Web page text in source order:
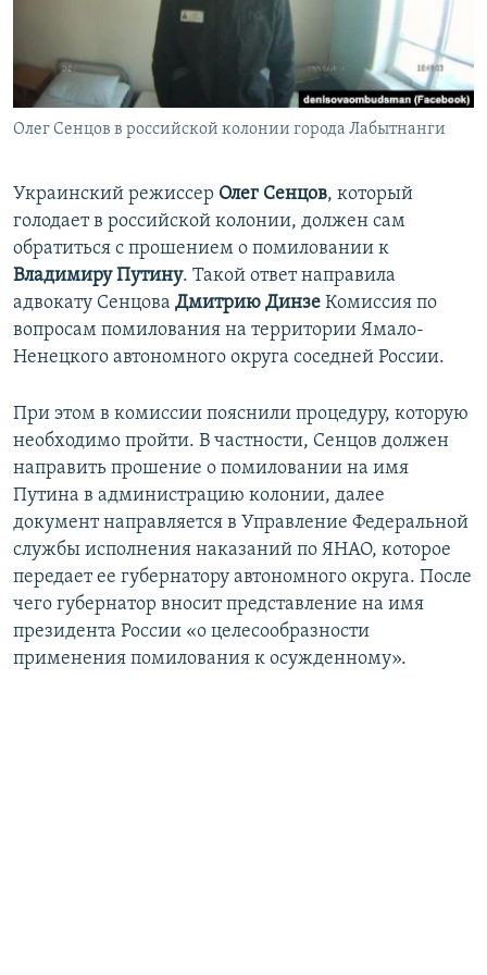
ПОБЕДИТЕЛЕЙ НЕ СУДЯТ?
КРЫМ.НЕПОКОРЕННЫЙ
ELIFBE
УКРАИНСКАЯ ПРОБЛЕМА КРЫМА
Олег Сенцов в российской колонии города Лабытнанги
Украинский режиссер Олег Сенцов, который
голодает в российской колонии, должен сам
обратиться с прошением о помиловании к
Владимиру Путину. Такой ответ направила
адвокату Сенцова Дмитрию Динзе Комиссия по
вопросам помилования на территории Ямало-
Ненецкого автономного округа соседней России.
При этом в комиссии пояснили процедуру, которую
необходимо пройти. В частности, Сенцов должен
направить прошение о помиловании на имя
Путина в администрацию колонии, далее
документ направляется в Управление Федеральной
службы исполнения наказаний по ЯНАО, которое
передает ее губернатору автономного округа. После
чего губернатор вносит представление на имя
президента России «о целесообразности
применения помилования к осужденному».